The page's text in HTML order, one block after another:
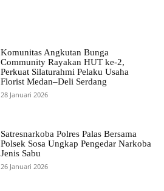
Komunitas Angkutan Bunga
Community Rayakan HUT ke-2,
Perkuat Silaturahmi Pelaku Usaha
Florist Medan–Deli Serdang
28 Januari 2026
Satresnarkoba Polres Palas Bersama
Polsek Sosa Ungkap Pengedar Narkoba
Jenis Sabu
26 Januari 2026